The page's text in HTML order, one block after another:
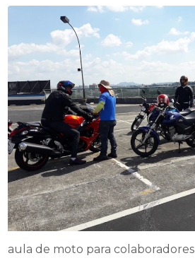
aula de moto para colaboradores